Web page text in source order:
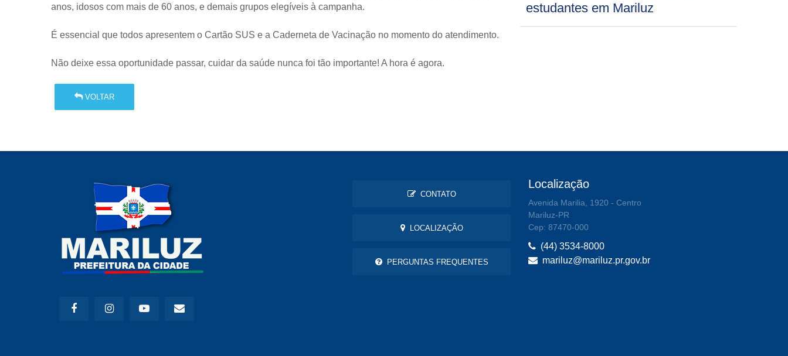
anos, idosos com mais de 60 anos, e demais grupos elegíveis à campanha.
É essencial que todos apresentem o Cartão SUS e a Caderneta de Vacinação no momento do atendimento.
Não deixe essa oportunidade passar, cuidar da saúde nunca foi tão importante! A hora é agora.
VOLTAR
estudantes em Mariluz
CONTATO
LOCALIZAÇÃO
PERGUNTAS FREQUENTES
Localização
Avenida Marilia, 1920 - Centro
Mariluz-PR
Cep: 87470-000
(44) 3534-8000
mariluz@mariluz.pr.gov.br